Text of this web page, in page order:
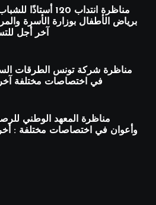
برياض الأطفال بوزارة الأسرة
آخر أجل للتسجيل : 27
في اختصاصات مختلفة آخر أجل : 21
مناظرة المعهد الوطني